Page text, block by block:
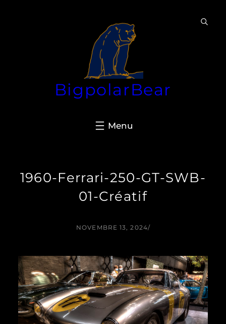
BigpolarBear
1960-Ferrari-250-GT-SWB-
01-Créatif
NOVEMBRE 13, 2024/